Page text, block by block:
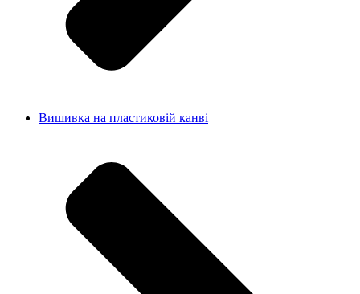
Вишивка на пластиковій канві